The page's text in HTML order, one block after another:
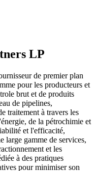
LP
de premier plan
pour les producteurs et
brut et de produits
de pipelines,
traitement à travers les
de la pétrochimie et
et l'efficacité,
large gamme de services,
et les
à des pratiques
pour minimiser son